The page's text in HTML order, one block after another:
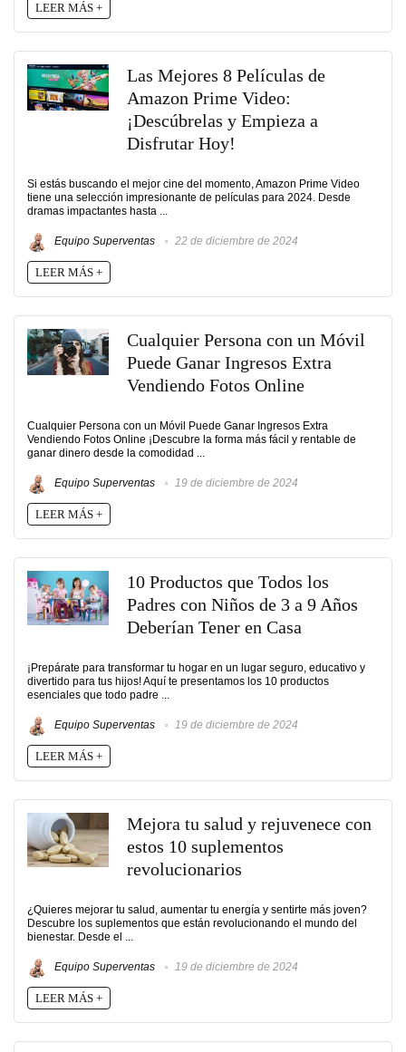
LEER MÁS +
Las Mejores 8 Películas de
Amazon Prime Video:
¡Descúbrelas y Empieza a
Disfrutar Hoy!
Si estás buscando el mejor cine del momento, Amazon Prime Video
tiene una selección impresionante de películas para 2024. Desde
dramas impactantes hasta ...
Equipo Superventas 22 de diciembre de 2024
LEER MÁS +
Cualquier Persona con un Móvil
Puede Ganar Ingresos Extra
Vendiendo Fotos Online
Cualquier Persona con un Móvil Puede Ganar Ingresos Extra
Vendiendo Fotos Online ¡Descubre la forma más fácil y rentable de
ganar dinero desde la comodidad ...
Equipo Superventas 19 de diciembre de 2024
LEER MÁS +
10 Productos que Todos los
Padres con Niños de 3 a 9 Años
Deberían Tener en Casa
¡Prepárate para transformar tu hogar en un lugar seguro, educativo y
divertido para tus hijos! Aquí te presentamos los 10 productos
esenciales que todo padre ...
Equipo Superventas 19 de diciembre de 2024
LEER MÁS +
Mejora tu salud y rejuvenece con
estos 10 suplementos
revolucionarios
¿Quieres mejorar tu salud, aumentar tu energía y sentirte más joven?
Descubre los suplementos que están revolucionando el mundo del
bienestar. Desde el ...
Equipo Superventas 19 de diciembre de 2024
LEER MÁS +